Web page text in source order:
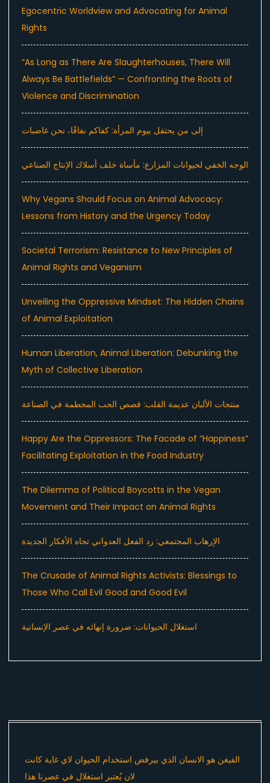
Egocentric Worldview and Advocating for Animal
Rights
“As Long as There Are Slaughterhouses, There Will
Always Be Battlefields” — Confronting the Roots of
Violence and Discrimination
إلى من يحتفل بيوم المرأة: كفاكم نفاقًا، نحن غاضبات
الوجه الخفي لحيوانات المزارع: مأساة خلف أسلاك الإنتاج الصناعي
Why Vegans Should Focus on Animal Advocacy:
Lessons from History and the Urgency Today
Societal Terrorism: Resistance to New Principles of
Animal Rights and Veganism
Unveiling the Oppressive Mindset: The Hidden Chains
of Animal Exploitation
Human Liberation, Animal Liberation: Debunking the
Myth of Collective Liberation
منتجات الألبان عديمة القلب: قصص الحب المحطمة في الصناعة
Happy Are the Oppressors: The Facade of “Happiness”
Facilitating Exploitation in the Food Industry
The Dilemma of Political Boycotts in the Vegan
Movement and Their Impact on Animal Rights
الإرهاب المجتمعي: رد الفعل العدواني تجاه الأفكار الجديدة
The Crusade of Animal Rights Activists: Blessings to
Those Who Call Evil Good and Good Evil
استغلال الحيوانات: ضرورة إنهائه في عصر الإنسانية
الفيغن هو الانسان الذي بيرفض استخدام الحيوان لاي غاية كانت